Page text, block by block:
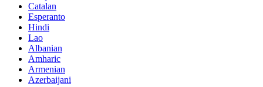
Catalan
Esperanto
Hindi
Lao
Albanian
Amharic
Armenian
Azerbaijani